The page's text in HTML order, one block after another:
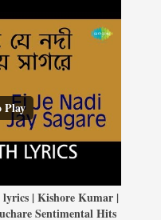
Play
lyrics | Kishore Kumar |
Sentimental Hits